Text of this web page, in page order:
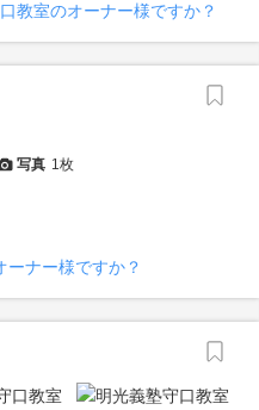
教室のオーナー様ですか？
写真 1枚
ーナー様ですか？